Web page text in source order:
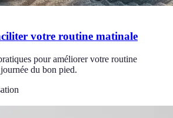
votre routine matinale
pour améliorer votre routine
du bon pied.